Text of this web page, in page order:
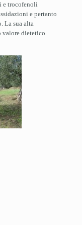
e trocofenoli
e pertanto
La sua alta
valore dietetico.